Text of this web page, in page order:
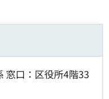
窓口：区役所4階33